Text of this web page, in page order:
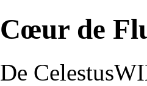
Cœur de
De